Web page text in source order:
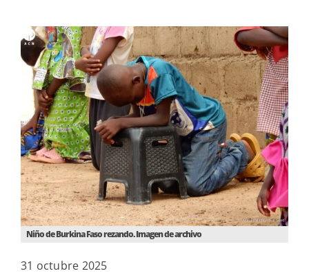
31 octubre 2025
Niño de Burkina Faso rezando. Imagen de archivo